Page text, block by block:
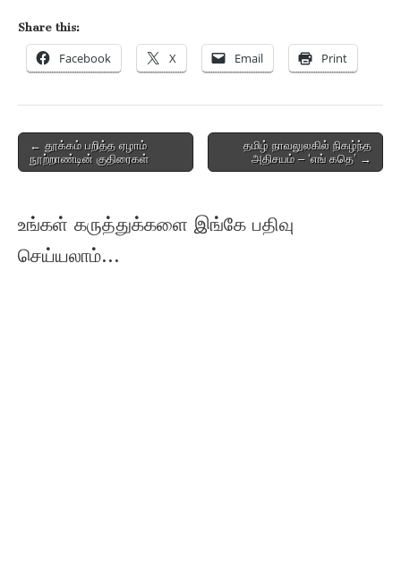
Share this:
Facebook X Email Print
Post
navigation
← தூக்கம் பறித்த ஏழாம்
நூற்றாண்டின் குதிரைகள்
தமிழ் நாவலுலகில் நிகழ்ந்த
அதிசயம் – ‘எங் கதெ’ →
உங்கள் கருத்துக்களை இங்கே பதிவு
செய்யலாம்...